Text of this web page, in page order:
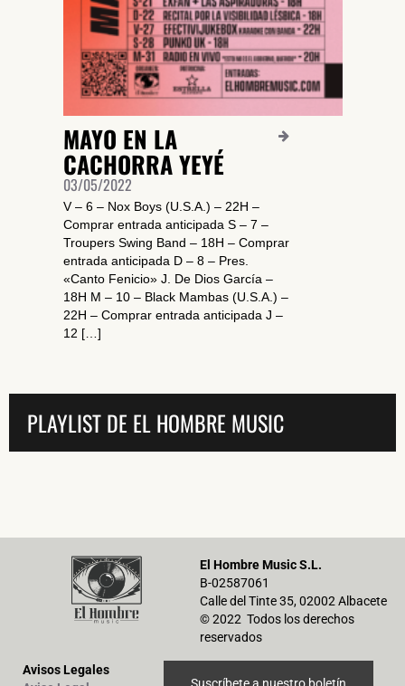
MAYO EN LA
CACHORRA YEYÉ
03/05/2022
V – 6 – Nox Boys (U.S.A.) – 22H –
Comprar entrada anticipada S – 7 –
Troupers Swing Band – 18H – Comprar
entrada anticipada D – 8 – Pres.
«Canto Fenicio» J. De Dios García –
18H M – 10 – Black Mambas (U.S.A.) –
22H – Comprar entrada anticipada J –
12 […]
PLAYLIST DE EL HOMBRE MUSIC
El Hombre Music S.L.
B-02587061
Calle del Tinte 35, 02002 Albacete
© 2022 Todos los derechos
reservados
Avisos Legales
SUSCRÍBETE A NUESTRO BOLETÍN
He leído y acepto laPolítica de Privacidad
DARME DE ALTA